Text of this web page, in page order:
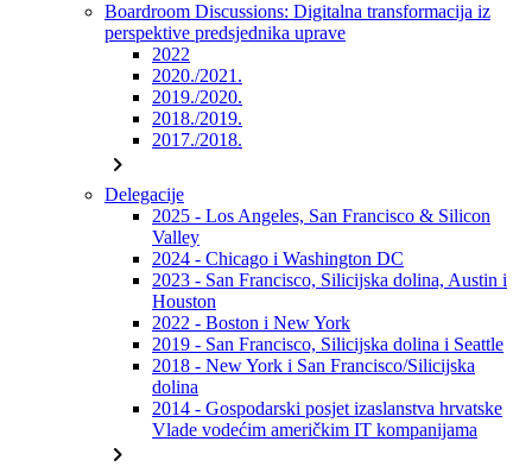
Boardroom Discussions: Digitalna transformacija iz
perspektive predsjednika uprave
2022
2020./2021.
2019./2020.
2018./2019.
2017./2018.
chevron_right
Delegacije
2025 - Los Angeles, San Francisco & Silicon
Valley
2024 - Chicago i Washington DC
2023 - San Francisco, Silicijska dolina, Austin i
Houston
2022 - Boston i New York
2019 - San Francisco, Silicijska dolina i Seattle
2018 - New York i San Francisco/Silicijska
dolina
2014 - Gospodarski posjet izaslanstva hrvatske
Vlade vodećim američkim IT kompanijama
chevron_right